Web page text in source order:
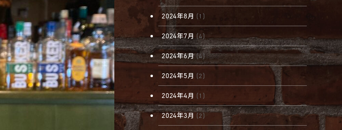
2024年8月 (1)
2024年7月 (4)
2024年6月(4)
2024年5月 (2)
2024年4月 (1)
2024年3月 (2)